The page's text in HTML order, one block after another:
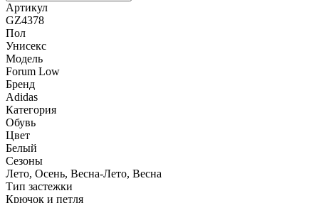
Артикул
GZ4378
Пол
Унисекс
Модель
Forum Low
Бренд
Adidas
Категория
Обувь
Цвет
Белый
Сезоны
Лето, Осень, Весна-Лето, Весна
Тип застежки
Крючок и петля